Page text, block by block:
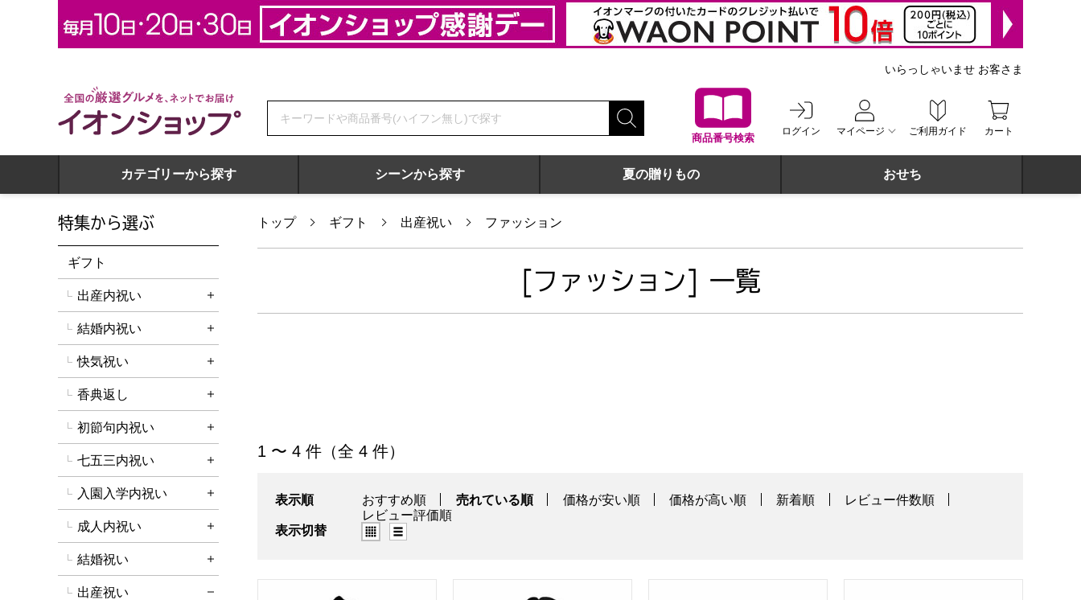
全国の厳選グルメを、ネットでお届け イオンショップ
商品番号検索
ログイン マイページ ご利用ガイド カート
いらっしゃいませ お客さま
カテゴリーから探す シーンから探す 夏の贈りもの おせち
トップ ギフト 出産祝い ファッション
[ファッション] 一覧
「ファッション」の商品一覧
1 〜 4 件（全 4 件）
表示順 おすすめ順 売れている順 価格が安い順 価格が高い順 新着順
レビュー件数順
レビュー評価順
表示切替
グリッド表示（タイル表示）
特集から選ぶ
ギフト
出産内祝い
詳細を開く
結婚内祝い
詳細を開く
快気祝い
詳細を開く
香典返し
詳細を開く
初節句内祝い
詳細を開く
七五三内祝い
詳細を開く
入園入学内祝い
詳細を開く
成人内祝い
詳細を開く
結婚祝い
詳細を開く
出産祝い